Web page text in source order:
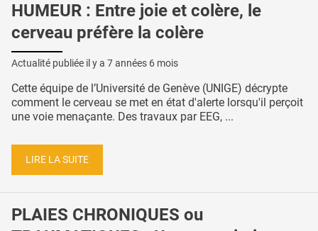
HUMEUR : Entre joie et colère, le
cerveau préfère la colère
Actualité publiée il y a 7 années 6 mois
Cette équipe de l’Université de Genève (UNIGE) décrypte
comment le cerveau se met en état d'alerte lorsqu'il perçoit
une voie menaçante. Des travaux par EEG, ...
LIRE LA SUITE
PLAIES CHRONIQUES ou